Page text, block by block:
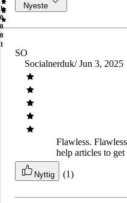
1
0
0
0
1
Nyeste
SO
Socialnerduk/ Jun 3, 2025
Flawless.
help articles to
Nyttig (1)